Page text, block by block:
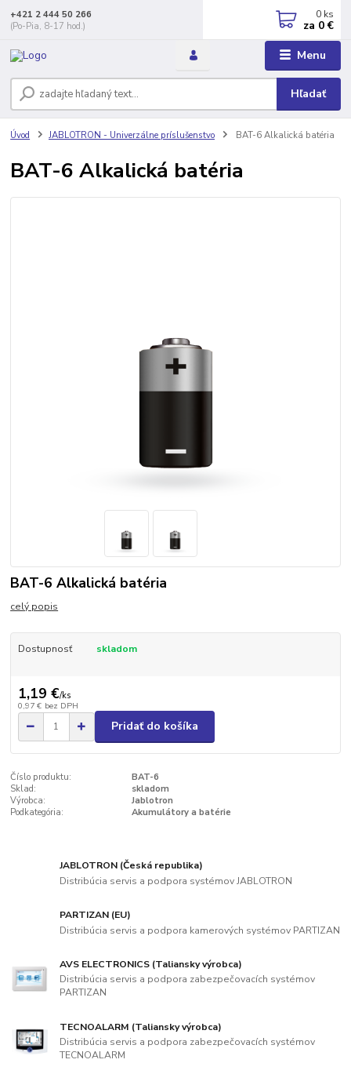
Menu
Hľadať
+421 2 444 50 266
(Po-Pia, 8-17 hod.)
0 ks
za 0 €
Úvod JABLOTRON - Univerzálne príslušenstvo BAT-6 Alkalická batéria
BAT-6 Alkalická batéria
BAT-6 Alkalická batéria
celý popis
Dostupnosť skladom
1,19 €/ks
0,97 € bez DPH
Pridať do košíka
Číslo produktu:
BAT-6
Sklad:
skladom
Výrobca:
Jablotron
Podkategória:
Akumulátory a batérie
JABLOTRON (Česká republika)
Distribúcia servis a podpora systémov JABLOTRON
PARTIZAN (EU)
Distribúcia servis a podpora kamerových systémov PARTIZAN
AVS ELECTRONICS (Taliansky výrobca)
Distribúcia servis a podpora zabezpečovacích systémov
PARTIZAN
TECNOALARM (Taliansky výrobca)
Distribúcia servis a podpora zabezpečovacích systémov
TECNOALARM